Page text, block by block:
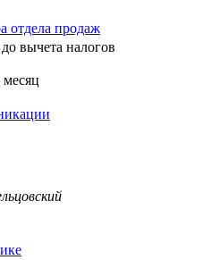
отдела продаж
до вычета налогов